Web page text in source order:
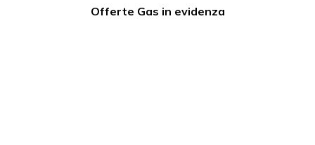
Offerte Gas in evidenza